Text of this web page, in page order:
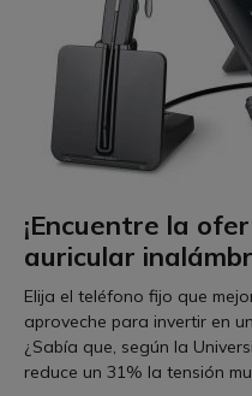
¡Encuentre la
auricular
Elija el teléfono fijo que
aproveche para invertir en
¿Sabía que, según la
reduce un 31% la tensión